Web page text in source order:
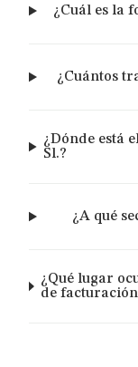
¿Cuál es la
¿Cuántos
¿Dónde está
Sl.?
¿A qué
¿Qué lugar
de